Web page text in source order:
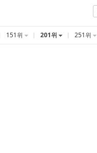
151위 201위 251위